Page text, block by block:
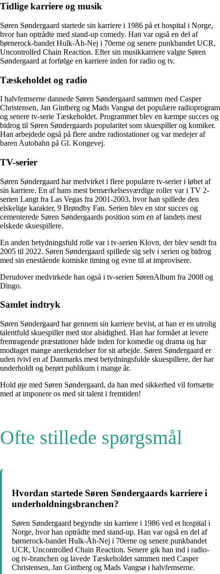
Tidlige karriere og musik
Søren Søndergaard startede sin karriere i 1986 på et hospital i Norge,
hvor han optrådte med stand-up comedy. Han var også en del af
børnerock-bandet Hulk-Åh-Nej i 70erne og senere punkbandet UCR,
Uncontrolled Chain Reaction. Efter sin musikkarriere valgte Søren
Søndergaard at forfølge en karriere inden for radio og tv.
Tæskeholdet og radio
I halvfemserne dannede Søren Søndergaard sammen med Casper
Christensen, Jan Gintberg og Mads Vangsø det populære radioprogram
og senere tv-serie Tæskeholdet. Programmet blev en kæmpe succes og
bidrog til Søren Søndergaards popularitet som skuespiller og komiker.
Han arbejdede også på flere andre radiostationer og var medejer af
baren Autobahn på Gl. Kongevej.
TV-serier
Søren Søndergaard har medvirket i flere populære tv-serier i løbet af
sin karriere. En af hans mest bemærkelsesværdige roller var i TV 2-
serien Langt fra Las Vegas fra 2001-2003, hvor han spillede den
elskelige karakter, 9 Brøndby Fan. Serien blev en stor succes og
cementerede Søren Søndergaards position som en af landets mest
elskede skuespillere.
En anden betydningsfuld rolle var i tv-serien Klovn, der blev sendt fra
2005 til 2022. Søren Søndergaard spillede sig selv i serien og bidrog
med sin enestående komiske timing og evne til at improvisere.
Derudover medvirkede han også i tv-serien SørenAlbum fra 2008 og
Dingo.
Samlet indtryk
Søren Søndergaard har gennem sin karriere bevist, at han er en utrolig
talentfuld skuespiller med stor alsidighed. Han har formået at levere
fremragende præstationer både inden for komedie og drama og har
modtaget mange anerkendelser for sit arbejde. Søren Søndergaard er
uden tvivl en af Danmarks mest betydningsfulde skuespillere, der har
underholdt og berørt publikum i mange år.
Hold øje med Søren Søndergaard, da han med sikkerhed vil fortsætte
med at imponere os med sit talent i fremtiden!
Ofte stillede spørgsmål
Hvordan startede Søren Søndergaards karriere i
underholdningsbranchen?
Søren Søndergaard begyndte sin karriere i 1986 ved et hospital i
Norge, hvor han optrådte med stand-up. Han var også en del af
børnerock-bandet Hulk-Åh-Nej i 70erne og senere punkbandet
UCR, Uncontrolled Chain Reaction. Senere gik han ind i radio-
og tv-branchen og lavede Tæskeholdet sammen med Casper
Christensen, Jan Gintberg og Mads Vangsø i halvfemserne.